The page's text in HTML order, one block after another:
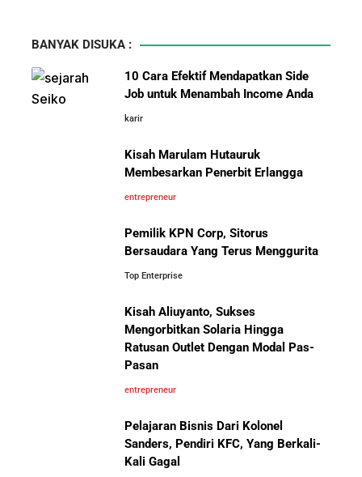
BANYAK DISUKA :
10 Cara Efektif Mendapatkan Side
Job untuk Menambah Income Anda
karir
Kisah Marulam Hutauruk
Membesarkan Penerbit Erlangga
entrepreneur
Pemilik KPN Corp, Sitorus
Bersaudara Yang Terus Menggurita
Top Enterprise
Kisah Aliuyanto, Sukses
Mengorbitkan Solaria Hingga
Ratusan Outlet Dengan Modal Pas-
Pasan
entrepreneur
Pelajaran Bisnis Dari Kolonel
Sanders, Pendiri KFC, Yang Berkali-
Kali Gagal